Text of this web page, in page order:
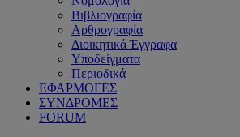
Βιβλιογραφία
Αρθρογραφία
Διοικητικά Έγγραφα
Υποδείγματα
Περιοδικά
ΕΦΑΡΜΟΓΕΣ
ΣΥΝΔΡΟΜΕΣ
FORUM